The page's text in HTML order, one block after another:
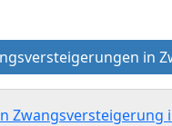
in
Zwangsversteigerung